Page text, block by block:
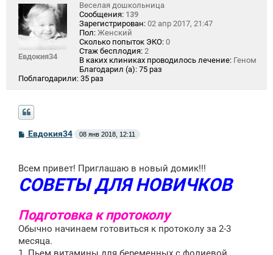
Евдокия34
Веселая дошкольница
Сообщения: 139
Зарегистрирован: 02 апр 2017, 21:47
Пол: Женский
Сколько попыток ЭКО: 0
Стаж бесплодия: 2
В каких клиниках проводилось лечение: Геном
Благодарил (а): 75 раз
Поблагодарили: 35 раз
С
щ
н
и
Евдокия34 08 янв 2018, 12:11
Всем привет! Приглашаю в новый домик!!!
СОВЕТЫ ДЛЯ НОВИЧКОВ
Подготовка к протоколу
Обычно начинаем готовиться к протоколу за 2-3
месяца.